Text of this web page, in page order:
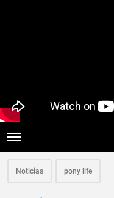
Noticias pony life